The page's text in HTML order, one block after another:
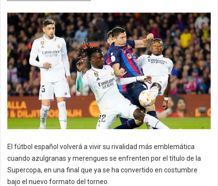
El fútbol español volverá a vivir su rivalidad más emblemática
cuando azulgranas y merengues se enfrenten por el título de la
Supercopa, en una final que ya se ha convertido en costumbre
bajo el nuevo formato del torneo.